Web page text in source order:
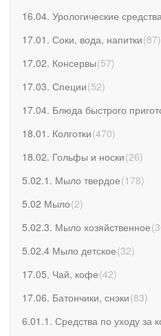
16.04. Урологические средства
17.01. Соки, вода, напитки(87)
17.02. Консервы(57)
17.03. Специи(52)
17.04. Блюда быстрого
18.01. Колготки(470)
18.02. Гольфы и носки(26)
5.02.1. Мыло твердое(178)
5.02 Мыло(2)
5.02.3. Мыло хозяйственное(
5.02.4 Мыло детское(32)
17.05. Чай, кофе(42)
17.06. Батончики, снэки(83)
6.01.1. Средства по уходу за